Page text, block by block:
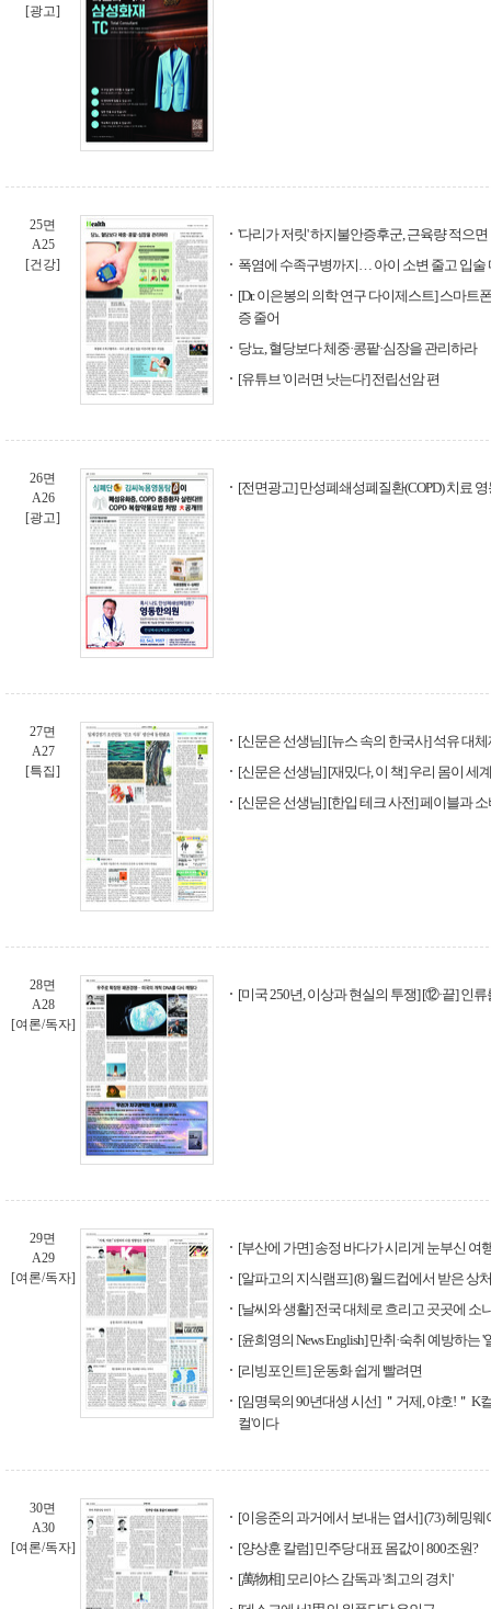
[광고]
25면
A25
[건강]
'다리가 저릿' 하지불안증후군, 근육량 적으면
폭염에 수족구병까지… 아이 소변 줄고 입술
[Dr. 이은봉의 의학 연구 다이제스트] 스마트
증 줄어
당뇨, 혈당보다 체중·콩팥·심장을 관리하라
[유튜브 '이러면 낫는다'] 전립선암 편
26면
A26
[광고]
[전면광고] 만성폐쇄성폐질환(COPD) 치료
27면
A27
[특집]
[신문은 선생님] [뉴스 속의 한국사] 석유 대체
[신문은 선생님] [재밌다, 이 책] 우리 몸이 세
[신문은 선생님] [한입 테크 사전] 페이블과 소
28면
A28
[여론/독자]
[미국 250년, 이상과 현실의 투쟁] [⑫·끝] 인
29면
A29
[여론/독자]
[부산에 가면] 송정 바다가 시리게 눈부신 여
[알파고의 지식램프] (8) 월드컵에서 받은 상
[날씨와 생활] 전국 대체로 흐리고 곳곳에 소
[윤희영의 News English] 만취·숙취 예방하는
[리빙포인트] 운동화 쉽게 빨려면
[임명묵의 90년대생 시선] ＂거제, 야호!＂ K
컬'이다
30면
A30
[여론/독자]
[이응준의 과거에서 보내는 엽서] (73) 헤밍
[양상훈 칼럼] 민주당 대표 몸값이 800조원?
[萬物相] 모리야스 감독과 '최고의 경치'